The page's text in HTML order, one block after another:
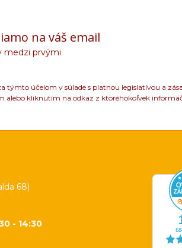
na váš email
medzi prvými
týmto účelom v súlade s platnou legislatívou a
alebo kliknutím na odkaz z ktoréhokoľvek
68)
- 14:30